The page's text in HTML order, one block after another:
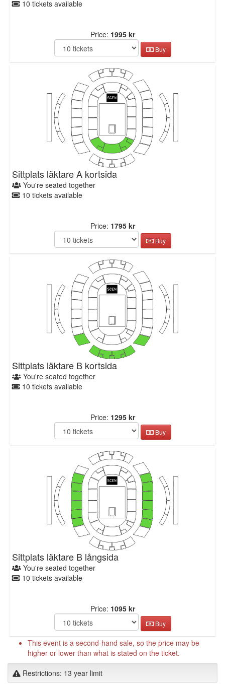
10 tickets available
Price: 1995 kr
Buy
Sittplats läktare A kortsida
You're seated together
10 tickets available
Price: 1795 kr
Buy
Sittplats läktare B kortsida
You're seated together
10 tickets available
Price: 1295 kr
Buy
Sittplats läktare B långsida
You're seated together
10 tickets available
Price: 1095 kr
Buy
This event is a second-hand sale, so the price may be
higher or lower than what is stated on the ticket.
Restrictions: 13 year limit